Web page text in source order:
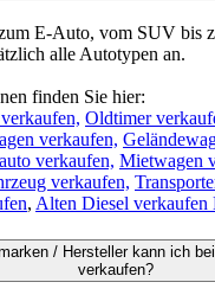
E-Auto, vom SUV bis
alle Autotypen an.
finden Sie hier:
Oldtimer
verkaufen,
verkaufen, Mietwagen
verkaufen,
, Alten Diesel verkaufen
/ Hersteller kann ich
verkaufen?